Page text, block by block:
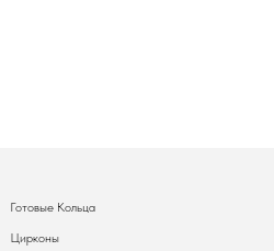
Готовые Кольца
Цирконы